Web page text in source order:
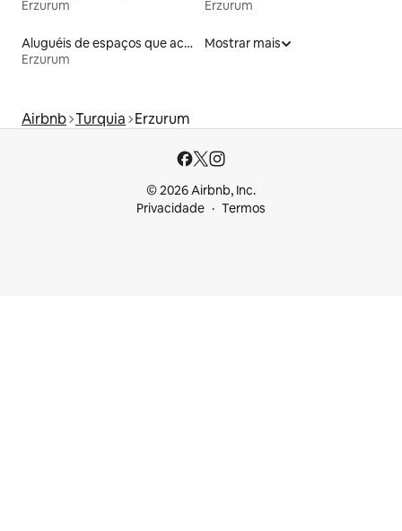
Erzurum
Erzurum
Aluguéis de espaços que aceitam animais de estimação
Erzurum
Mostrar mais
Airbnb Turquia Erzurum
© 2026 Airbnb, Inc.
Privacidade
Termos